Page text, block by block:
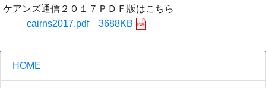
ケアンズ通信２０１７ＰＤＦ版はこちら
cairns2017.pdf 3688KB
HOME